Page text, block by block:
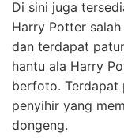
Di sini juga
Harry Potter
dan terdapat
hantu ala Harry
berfoto. Terdapat
penyihir yang
dongeng.